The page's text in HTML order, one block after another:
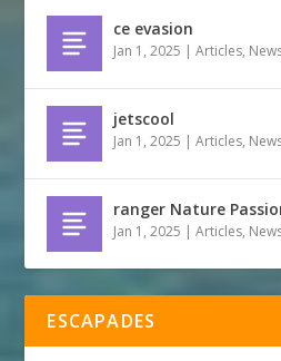
ce evasion
Jan 1, 2025 |Articles,
jetscool
Jan 1, 2025 |Articles,
ranger Nature
Jan 1, 2025 |Articles,
ESCAPADES